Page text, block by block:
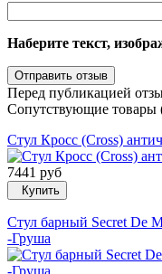
Наберите текст,
Перед публикацией
Сопутствующие товары
Стул Кросс (Cross)
7441 руб
Купить
Стул барный Secret De
-Груша